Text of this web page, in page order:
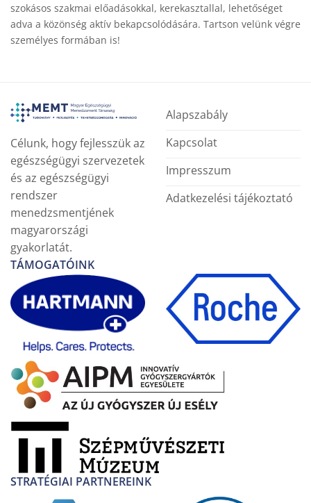
szokásos szakmai előadásokkal, kerekasztallal, lehetőséget
adva a közönség aktív bekapcsolódására. Tartson velünk végre
személyes formában is!
Célunk, hogy fejlesszük az
egészségügyi szervezetek
és az egészségügyi
rendszer
menedzsmentjének
magyarországi
gyakorlatát.
Alapszabály
Kapcsolat
Impresszum
Adatkezelési tájékoztató
TÁMOGATÓINK
STRATÉGIAI PARTNEREINK